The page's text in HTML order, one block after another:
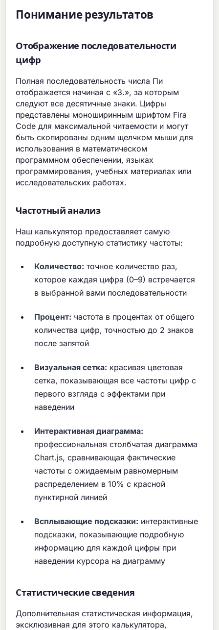
Понимание результатов
Отображение последовательности
цифр
Полная последовательность числа Пи
отображается начиная с «3.», за которым
следуют все десятичные знаки. Цифры
представлены моноширинным шрифтом Fira
Code для максимальной читаемости и могут
быть скопированы одним щелчком мыши для
использования в математическом
программном обеспечении, языках
программирования, учебных материалах или
исследовательских работах.
Частотный анализ
Наш калькулятор предоставляет самую
подробную доступную статистику частоты:
Количество: точное количество раз,
которое каждая цифра (0–9) встречается
в выбранной вами последовательности
Процент: частота в процентах от общего
количества цифр, точностью до 2 знаков
после запятой
Визуальная сетка: красивая цветовая
сетка, показывающая все частоты цифр с
первого взгляда с эффектами при
наведении
Интерактивная диаграмма:
профессиональная столбчатая диаграмма
Chart.js, сравнивающая фактические
частоты с ожидаемым равномерным
распределением в 10% с красной
пунктирной линией
Всплывающие подсказки: интерактивные
подсказки, показывающие подробную
информацию для каждой цифры при
наведении курсора на диаграмму
Статистические сведения
Дополнительная статистическая информация,
эксклюзивная для этого калькулятора,